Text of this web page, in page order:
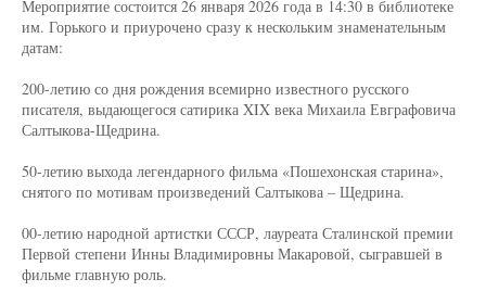
Мероприятие состоится 26 января 2026 года в 14:30 в библиотеке
им. Горького и приурочено сразу к нескольким знаменательным
датам:
200-летию со дня рождения всемирно известного русского
писателя, выдающегося сатирика XIX века Михаила Евграфовича
Салтыкова-Щедрина.
50-летию выхода легендарного фильма «Пошехонская старина»,
снятого по мотивам произведений Салтыкова – Щедрина.
00-летию народной артистки СССР, лауреата Сталинской премии
Первой степени Инны Владимировны Макаровой, сыгравшей в
фильме главную роль.